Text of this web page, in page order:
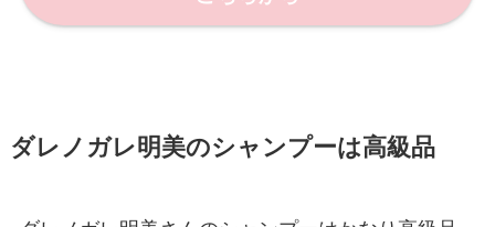
ダレノガレ明美のシャンプーは高級品